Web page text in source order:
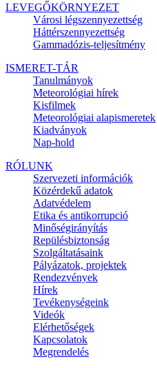
LEVEGŐKÖRNYEZET
Városi légszennyezettség
Háttérszennyezettség
Gammadózis-teljesítmény
ISMERET-TÁR
Tanulmányok
Meteorológiai hírek
Kisfilmek
Meteorológiai alapismeretek
Kiadványok
Nap-hold
RÓLUNK
Szervezeti információk
Közérdekű adatok
Adatvédelem
Etika és antikorrupció
Minőségirányítás
Repülésbiztonság
Szolgáltatásaink
Pályázatok, projektek
Rendezvények
Hírek
Tevékenységeink
Videók
Elérhetőségek
Kapcsolatok
Megrendelés